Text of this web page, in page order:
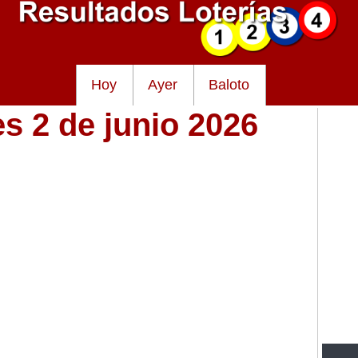
Hoy Ayer Baloto
2 de junio 2026